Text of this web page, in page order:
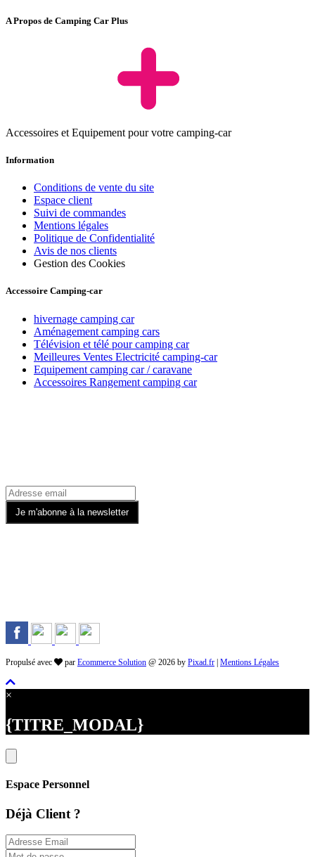
A Propos de Camping Car Plus
Accessoires et Equipement pour votre camping-car
Information
Conditions de vente du site
Espace client
Suivi de commandes
Mentions légales
Politique de Confidentialité
Avis de nos clients
Gestion des Cookies
Accessoire Camping-car
hivernage camping car
Aménagement camping cars
Télévision et télé pour camping car
Meilleures Ventes Electricité camping-car
Equipement camping car / caravane
Accessoires Rangement camping car
Propulsé avec par Ecommerce Solution @ 2026 by Pixad.fr Mentions Légales
×
{TITRE_MODAL}
Espace Personnel
Déjà Client ?